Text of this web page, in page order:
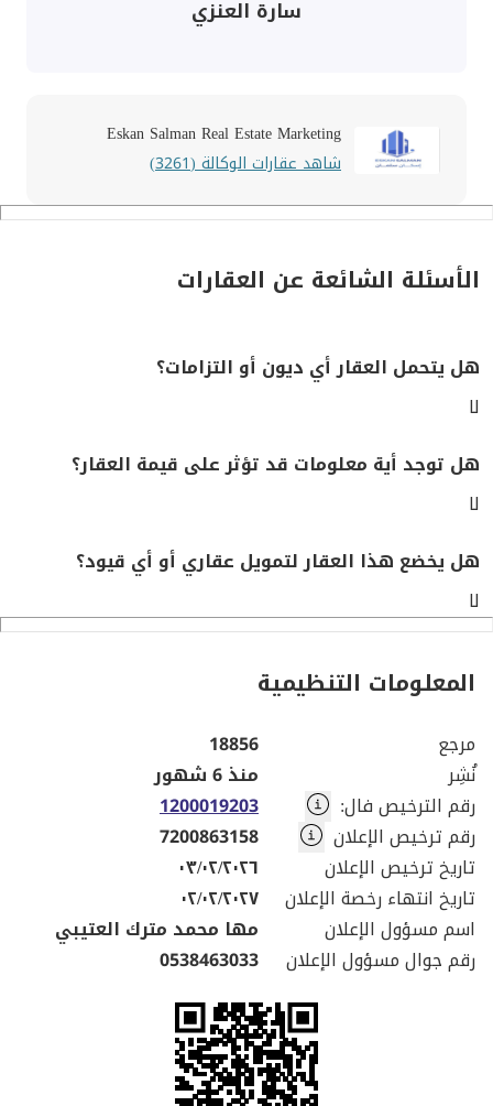
سارة العنزي
Eskan Salman Real Estate Marketing
شاهد عقارات الوكالة (3261)
الأسئلة الشائعة عن العقارات
هل يتحمل العقار أي ديون أو التزامات؟
لا
هل توجد أية معلومات قد تؤثر على قيمة العقار؟
لا
هل يخضع هذا العقار لتمويل عقاري أو أي قيود؟
لا
المعلومات التنظيمية
مرجع
18856
نُشِر
منذ 6 شهور
رقم الترخيص فال:
1200019203
رقم ترخيص الإعلان
7200863158
تاريخ ترخيص الإعلان
٠٣/٠٢/٢٠٢٦
تاريخ انتهاء رخصة الإعلان
٠٢/٠٢/٢٠٢٧
اسم مسؤول الإعلان
مها محمد مترك العتيبي
رقم جوال مسؤول الإعلان
0538463033